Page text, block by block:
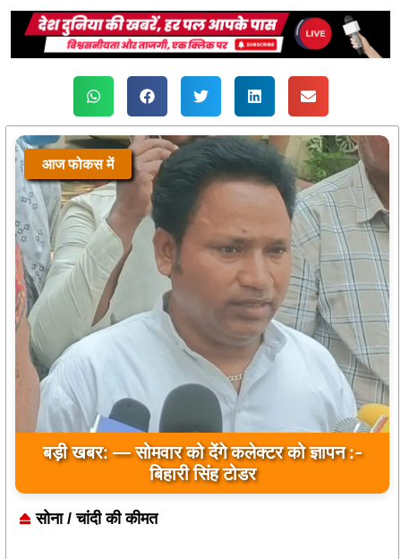
आज फोकस में
बड़ी खबर: — सोमवार को देंगे कलेक्टर को ज्ञापन :-
बिहारी सिंह टोडर
सोना / चांदी की कीमत